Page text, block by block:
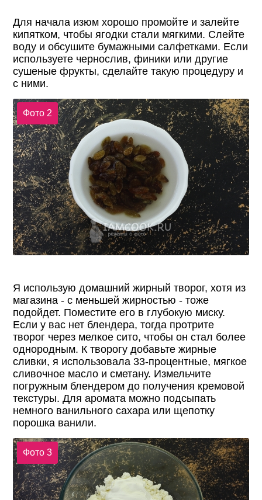
Для начала изюм хорошо промойте и залейте
кипятком, чтобы ягодки стали мягкими. Слейте
воду и обсушите бумажными салфетками. Если
используете чернослив, финики или другие
сушеные фрукты, сделайте такую процедуру и
с ними.
Фото 2
Я использую домашний жирный творог, хотя из
магазина - с меньшей жирностью - тоже
подойдет. Поместите его в глубокую миску.
Если у вас нет блендера, тогда протрите
творог через мелкое сито, чтобы он стал более
однородным. К творогу добавьте жирные
сливки, я использовала 33-процентные, мягкое
сливочное масло и сметану. Измельчите
погружным блендером до получения кремовой
текстуры. Для аромата можно подсыпать
немного ванильного сахара или щепотку
порошка ванили.
Фото 3